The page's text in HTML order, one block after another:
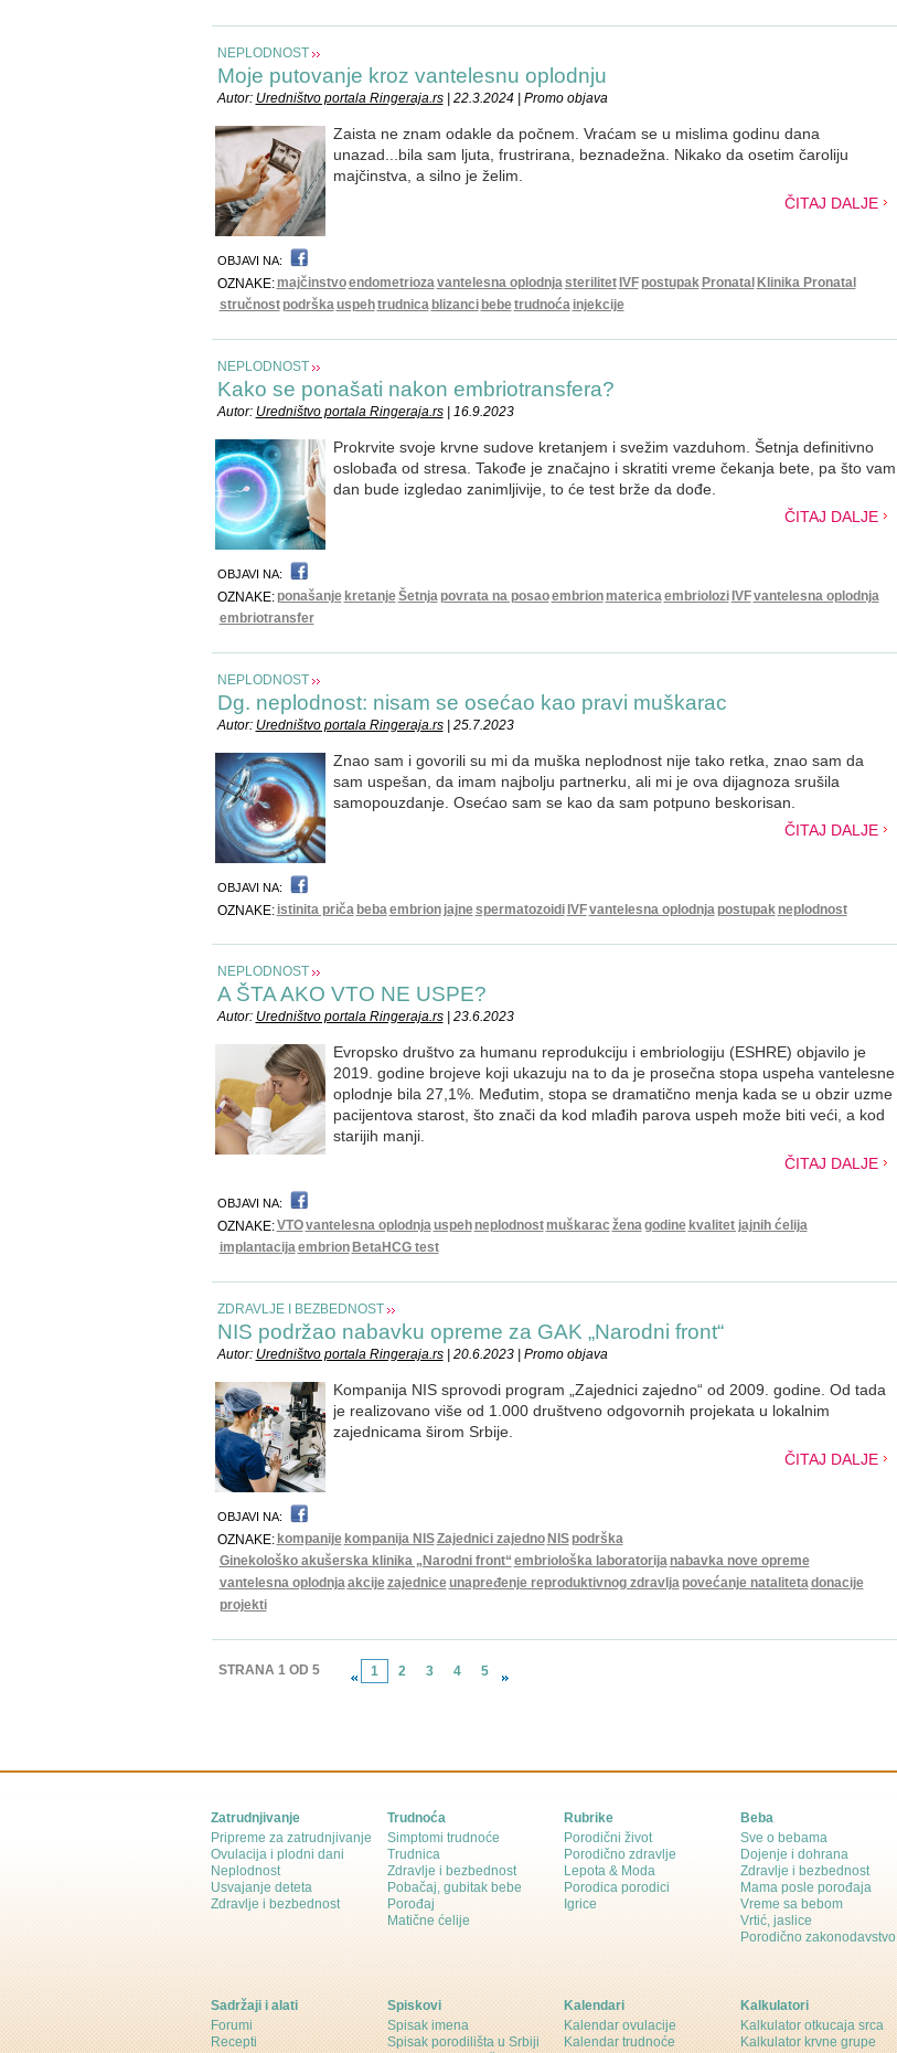
NEPLODNOST
Moje putovanje kroz vantelesnu oplodnju
Autor: Uredništvo portala Ringeraja.rs| 22.3.2024 | Promo objava
Zaista ne znam odakle da počnem. Vraćam se u mislima godinu dana
unazad...bila sam ljuta, frustrirana, beznadežna. Nikako da osetim čaroliju
majčinstva, a silno je želim.
ČITAJ DALJE
OBJAVI NA:
OZNAKE: majčinstvoendometriozavantelesna oplodnjasterilitet IVF postupak Pronatal Klinika Pronatal
stručnost podrškauspehtrudnica blizanci bebetrudnoća injekcije
NEPLODNOST
Kako se ponašati nakon embriotransfera?
Autor: Uredništvo portala Ringeraja.rs| 16.9.2023
Prokrvite svoje krvne sudove kretanjem i svežim vazduhom. Šetnja definitivno
oslobađa od stresa. Takođe je značajno i skratiti vreme čekanja bete, pa što vam
dan bude izgledao zanimljivije, to će test brže da dođe.
ČITAJ DALJE
OBJAVI NA:
OZNAKE: ponašanje kretanjeŠetnja povrata na posaoembrion matericaembriolozi IVFvantelesna oplodnja
embriotransfer
NEPLODNOST
Dg. neplodnost: nisam se osećao kao pravi muškarac
Autor: Uredništvo portala Ringeraja.rs| 25.7.2023
Znao sam i govorili su mi da muška neplodnost nije tako retka, znao sam da
sam uspešan, da imam najbolju partnerku, ali mi je ova dijagnoza srušila
samopouzdanje. Osećao sam se kao da sam potpuno beskorisan.
ČITAJ DALJE
OBJAVI NA:
OZNAKE: istinita priča bebaembrion jajnespermatozoidi IVFvantelesna oplodnja postupak neplodnost
NEPLODNOST
A ŠTA AKO VTO NE USPE?
Autor: Uredništvo portala Ringeraja.rs| 23.6.2023
Evropsko društvo za humanu reprodukciju i embriologiju (ESHRE) objavilo je
2019. godine brojeve koji ukazuju na to da je prosečna stopa uspeha vantelesne
oplodnje bila 27,1%. Međutim, stopa se dramatično menja kada se u obzir uzme
pacijentova starost, što znači da kod mlađih parova uspeh može biti veći, a kod
starijih manji.
ČITAJ DALJE
OBJAVI NA:
OZNAKE:VTOvantelesna oplodnjauspeh neplodnost muškarac ženagodine kvalitet jajnih ćelija
implantacijaembrion BetaHCG test
ZDRAVLJE I BEZBEDNOST
NIS podržao nabavku opreme za GAK „Narodni front“
Autor: Uredništvo portala Ringeraja.rs| 20.6.2023 | Promo objava
Kompanija NIS sprovodi program „Zajednici zajedno“ od 2009. godine. Od tada
je realizovano više od 1.000 društveno odgovornih projekata u lokalnim
zajednicama širom Srbije.
ČITAJ DALJE
OBJAVI NA:
OZNAKE: kompanije kompanija NISZajednici zajedno NIS podrška
Ginekološko akušerska klinika „Narodni front“ embriološka laboratorija nabavka nove opreme
vantelesna oplodnjaakcijezajedniceunapređenje reproduktivnog zdravlja povećanje natalitetadonacije
projekti
STRANA 1 OD 5 1 2 3 4 5
Zatrudnjivanje
Pripreme za zatrudnjivanje
Ovulacija i plodni dani
Neplodnost
Usvajanje deteta
Zdravlje i bezbednost
Trudnoća
Simptomi trudnoće
Trudnica
Zdravlje i bezbednost
Pobačaj, gubitak bebe
Porođaj
Matične ćelije
Rubrike
Porodični život
Porodično zdravlje
Lepota & Moda
Porodica porodici
Igrice
Beba
Sve o bebama
Dojenje i dohrana
Zdravlje i bezbednost
Mama posle porođaja
Vreme sa bebom
Vrtić, jaslice
Porodično zakonodavstvo
Sadržaji i alati
Forumi
Recepti
Spiskovi
Spisak imena
Spisak porodilišta u Srbiji
Kalendari
Kalendar ovulacije
Kalendar trudnoće
Kalkulatori
Kalkulator otkucaja srca
Kalkulator krvne grupe